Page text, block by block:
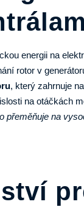
energii na
rotor v
, který zahrnuje
na otáčkách
přeměňuje na